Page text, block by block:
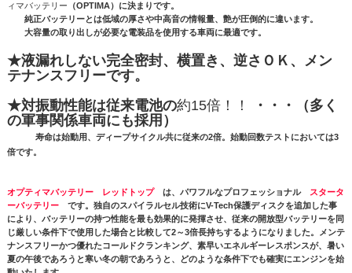
ィマバッテリー （OPTIMA）に決まりです。
純正バッテリーとは低域の厚さや中高音の情報量、艶が圧倒的に違います。
大容量の取り出しが必要な電装品を使用する車両に最適です。
★液漏れしない完全密封、横置き、逆さＯＫ、メン
テナンスフリーです。
★対振動性能は従来電池の約15倍！！
・・・（多く
の軍事関係車両にも採用）
寿命は始動用、ディープサイクル共に従来の2倍。始動回数テストにおいては3
倍です。
オプティマバッテリー レッドトップは、パワフルなプロフェッショナル スタータ
ーバッテリー です。独自のスパイラルセル技術にV-Tech保護ディスクを追加した事
により、バッテリーの持つ性能を最も効果的に発揮させ、従来の開放型バッテリーを同
じ厳しい条件下で使用した場合と比較して2～3倍長持ちするようになりました。メンテ
ナンスフリーかつ優れたコールドクランキング、素早いエネルギーレスポンスが、暑い
夏の午後であろうと寒い冬の朝であろうと、どのような条件下でも確実にエンジンを始